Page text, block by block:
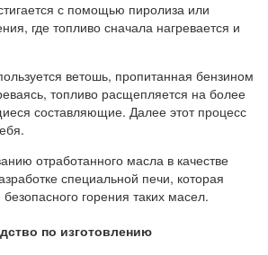
с помощью пиролиза или
где топливо сначала нагревается и
ветошь, пропитанная бензином
топливо расщепляется на более
составляющие. Далее этот процесс
отработанного масла в качестве
специальной печи, которая
горения таких масел.
по изготовлению